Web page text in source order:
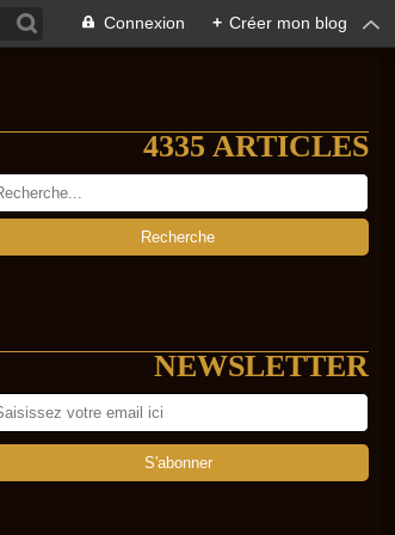
Connexion + Créer mon blog
4335 ARTICLES
NEWSLETTER